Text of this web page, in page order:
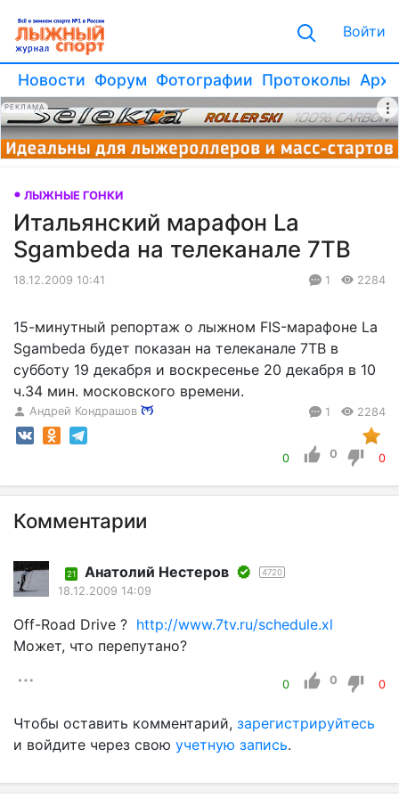
Войти
Новости Форум Фотографии Протоколы
РЕКЛАМА
ЛЫЖНЫЕ ГОНКИ
Итальянский марафон La
Sgambeda на телеканале 7ТВ
18.12.2009 10:41 1 2284
15-минутный репортаж о лыжном FIS-марафоне La
Sgambeda будет показан на телеканале 7ТВ в
субботу 19 декабря и воскресенье 20 декабря в 10
ч.34 мин. московского времени.
Андрей Кондрашов 1 2284
0 0 0
Комментарии
21 Aнатолий Нестеров 4720
18.12.2009 14:09
Off-Road Drive ? http://www.7tv.ru/schedule.xl
Может, что перепутано?
0 0 0
Чтобы оставить комментарий, зарегистрируйтесь
и войдите через свою учетную запись.